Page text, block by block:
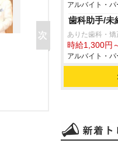
アルバイト・
歯科助手/未
ありた歯科・矯
時給1,300円
アルバイト・